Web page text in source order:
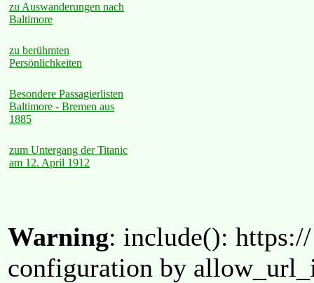
zu Auswanderungen nach
Baltimore
zu berühmten
Persönlichkeiten
Besondere Passagierlisten
Baltimore - Bremen aus
1885
zum Untergang der Titanic
am 12. April 1912
Warning: include():
configuration by